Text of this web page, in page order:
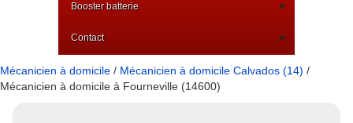
Booster batterie
Contact
Mécanicien à domicile / Mécanicien à domicile Calvados (14) /
Mécanicien à domicile à Fourneville (14600)